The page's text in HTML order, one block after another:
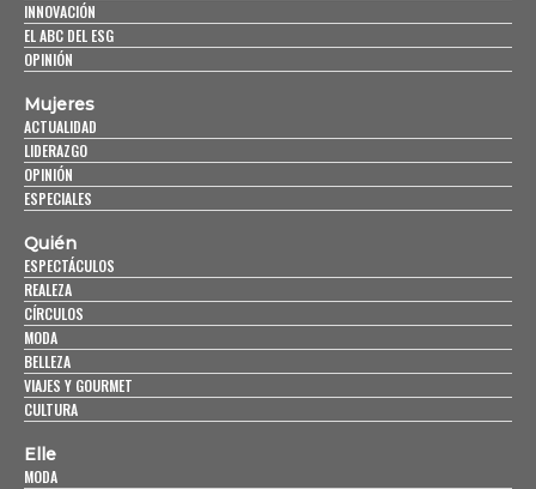
INNOVACIÓN
EL ABC DEL ESG
OPINIÓN
Mujeres
ACTUALIDAD
LIDERAZGO
OPINIÓN
ESPECIALES
Quién
ESPECTÁCULOS
REALEZA
CÍRCULOS
MODA
BELLEZA
VIAJES Y GOURMET
CULTURA
Elle
MODA